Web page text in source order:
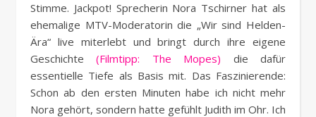
Stimme. Jackpot! Sprecherin Nora Tschirner hat als
ehemalige MTV-Moderatorin die „Wir sind Helden-
Ära“ live miterlebt und bringt durch ihre eigene
Geschichte(Filmtipp: The Mopes) die dafür
essentielle Tiefe als Basis mit. Das Faszinierende:
Schon ab den ersten Minuten habe ich nicht mehr
Nora gehört, sondern hatte gefühlt Judith im Ohr. Ich